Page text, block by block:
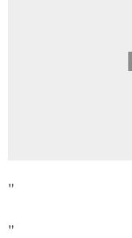
"
"